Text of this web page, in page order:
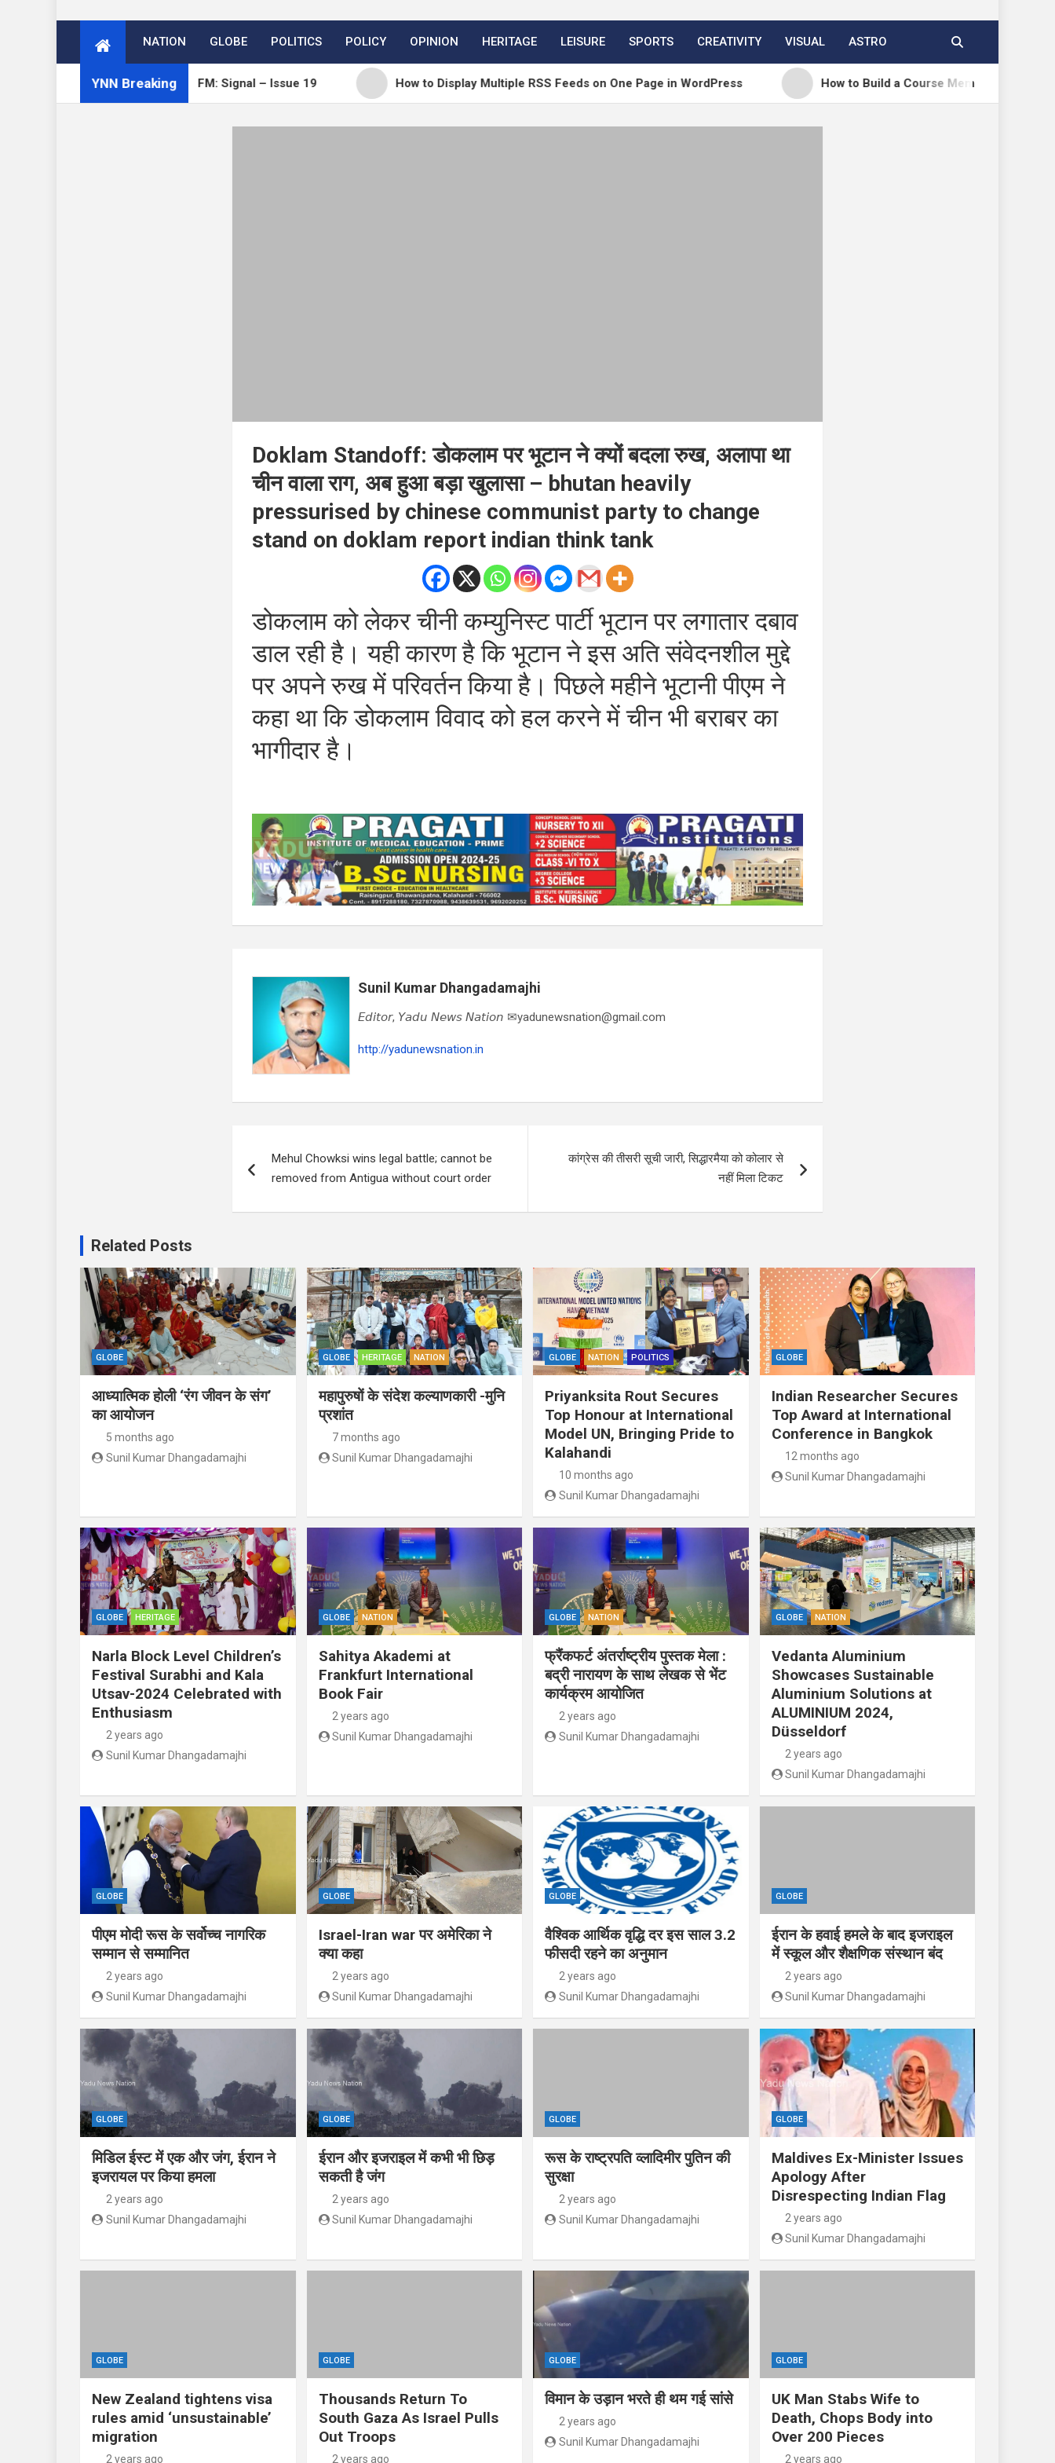
NATION GLOBE POLITICS POLICY OPINION HERITAGE LEISURE SPORTS CREATIVITY VISUAL ASTRO
YNN Breaking
Open Channels FM: Signal – Issue 19 How to Display Multiple RSS Feeds on One Page in WordPress How to Build a Course Membership Site (Recurring
Doklam Standoff: डोकलाम पर भूटान ने क्यों बदला रुख, अलापा था
चीन वाला राग, अब हुआ बड़ा खुलासा – bhutan heavily
pressurised by chinese communist party to change
stand on doklam report indian think tank
डोकलाम को लेकर चीनी कम्युनिस्ट पार्टी भूटान पर लगातार दबाव
डाल रही है। यही कारण है कि भूटान ने इस अति संवेदनशील मुद्दे
पर अपने रुख में परिवर्तन किया है। पिछले महीने भूटानी पीएम ने
कहा था कि डोकलाम विवाद को हल करने में चीन भी बराबर का
भागीदार है।
Sunil Kumar Dhangadamajhi
𝘌𝘥𝘪𝘵𝘰𝘳, 𝘠𝘢𝘥𝘶 𝘕𝘦𝘸𝘴 𝘕𝘢𝘵𝘪𝘰𝘯 ✉yadunewsnation@gmail.com
http://yadunewsnation.in
navigation
Mehul Chowksi wins legal battle; cannot be
removed from Antigua without court order
कांग्रेस की तीसरी सूची जारी, सिद्धारमैया को कोलार से
नहीं मिला टिकट
Related Posts
GLOBE
आध्यात्मिक होली ‘रंग जीवन के संग’
का आयोजन
5 months ago
Sunil Kumar Dhangadamajhi
GLOBE HERITAGE NATION
महापुरुषों के संदेश कल्याणकारी -मुनि
प्रशांत
7 months ago
Sunil Kumar Dhangadamajhi
GLOBE NATION POLITICS
Priyanksita Rout Secures
Top Honour at International
Model UN, Bringing Pride to
Kalahandi
10 months ago
Sunil Kumar Dhangadamajhi
GLOBE
Indian Researcher Secures
Top Award at International
Conference in Bangkok
12 months ago
Sunil Kumar Dhangadamajhi
GLOBE HERITAGE
Narla Block Level Children’s
Festival Surabhi and Kala
Utsav-2024 Celebrated with
Enthusiasm
2 years ago
Sunil Kumar Dhangadamajhi
GLOBE NATION
Sahitya Akademi at
Frankfurt International
Book Fair
2 years ago
Sunil Kumar Dhangadamajhi
GLOBE NATION
फ्रैंकफर्ट अंतर्राष्ट्रीय पुस्तक मेला :
बद्री नारायण के साथ लेखक से भेंट
कार्यक्रम आयोजित
2 years ago
Sunil Kumar Dhangadamajhi
GLOBE NATION
Vedanta Aluminium
Showcases Sustainable
Aluminium Solutions at
ALUMINIUM 2024,
Düsseldorf
2 years ago
Sunil Kumar Dhangadamajhi
GLOBE
पीएम मोदी रूस के सर्वोच्च नागरिक
सम्मान से सम्मानित
2 years ago
Sunil Kumar Dhangadamajhi
GLOBE
Israel-Iran war पर अमेरिका ने
क्या कहा
2 years ago
Sunil Kumar Dhangadamajhi
GLOBE
वैश्विक आर्थिक वृद्धि दर इस साल 3.2
फीसदी रहने का अनुमान
2 years ago
Sunil Kumar Dhangadamajhi
GLOBE
ईरान के हवाई हमले के बाद इजराइल
में स्कूल और शैक्षणिक संस्थान बंद
2 years ago
Sunil Kumar Dhangadamajhi
GLOBE
मिडिल ईस्ट में एक और जंग, ईरान ने
इजरायल पर किया हमला
2 years ago
Sunil Kumar Dhangadamajhi
GLOBE
ईरान और इजराइल में कभी भी छिड़
सकती है जंग
2 years ago
Sunil Kumar Dhangadamajhi
GLOBE
रूस के राष्ट्रपति व्लादिमीर पुतिन की
सुरक्षा
2 years ago
Sunil Kumar Dhangadamajhi
GLOBE
Maldives Ex-Minister Issues
Apology After
Disrespecting Indian Flag
2 years ago
Sunil Kumar Dhangadamajhi
GLOBE
New Zealand tightens visa
rules amid ‘unsustainable’
migration
2 years ago
GLOBE
Thousands Return To
South Gaza As Israel Pulls
Out Troops
2 years ago
GLOBE
विमान के उड़ान भरते ही थम गई सांसे
2 years ago
Sunil Kumar Dhangadamajhi
GLOBE
UK Man Stabs Wife to
Death, Chops Body into
Over 200 Pieces
2 years ago